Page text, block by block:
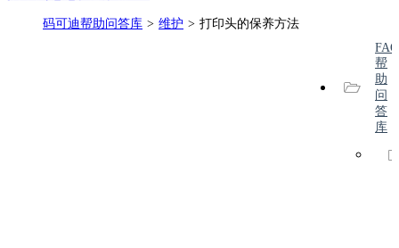
码可迪帮助问答库 维护
打印头的保养方法
FAQ
帮
助
问
答
库